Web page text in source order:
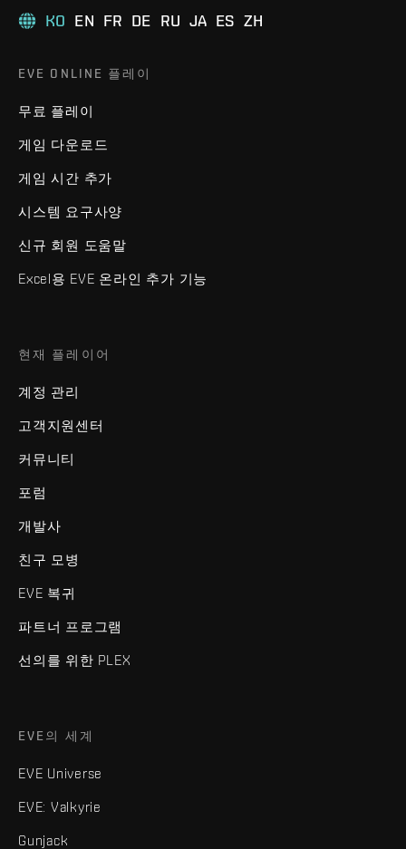
KO EN FR DE RU JA ES ZH
EVE ONLINE 플레이
무료 플레이
게임 다운로드
게임 시간 추가
시스템 요구사양
신규 회원 도움말
Excel용 EVE 온라인 추가 기능
현재 플레이어
계정 관리
고객지원센터
커뮤니티
포럼
개발사
친구 모병
EVE 복귀
파트너 프로그램
선의를 위한 PLEX
EVE의 세계
EVE Universe
EVE: Valkyrie
Gunjack